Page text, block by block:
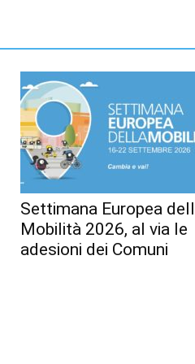
Settimana Europea
Mobilità 2026, al via le
adesioni dei Comuni